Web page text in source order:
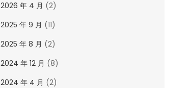
2026 年 4 月 (2)
2025 年 9 月 (11)
2025 年 8 月 (2)
2024 年 12 月 (8)
2024 年 4 月 (2)